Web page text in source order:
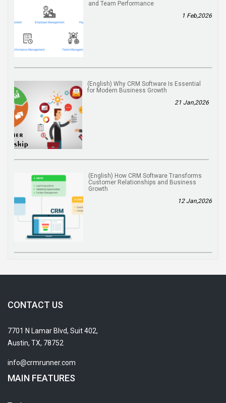
and Team Performance
1 Feb,2026
(English) Why CRM Software Is Essential
for Modern Business Growth
21 Jan,2026
(English) How CRM Software Transforms
Customer Relationships and Business
Growth
12 Jan,2026
CONTACT US
7701 N Lamar Blvd, Suit 402,
Austin, TX, 78752
info@crmrunner.com
MAIN FEATURES